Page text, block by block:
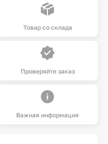
Товар со склада
Проверяйте заказ
Важная информация